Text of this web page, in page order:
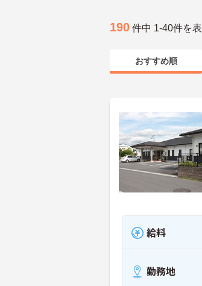
190 件中 1-40件を
おすすめ順
給料
勤務地